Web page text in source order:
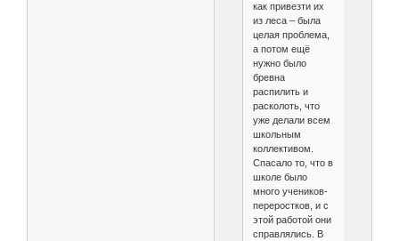
как привезти их
из леса – была
целая проблема,
а потом ещё
нужно было
бревна
распилить и
расколоть, что
уже делали всем
школьным
коллективом.
Спасало то, что в
школе было
много учеников-
переростков, и с
этой работой они
справлялись. В